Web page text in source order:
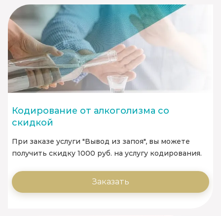
Кодирование от алкоголизма со
скидкой
При заказе услуги "Вывод из запоя", вы можете
получить скидку 1000 руб. на услугу кодирования.
Заказать